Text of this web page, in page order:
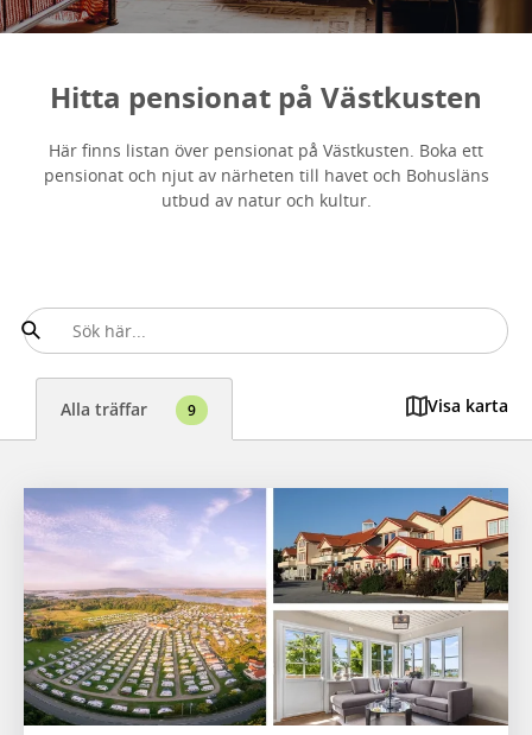
Hitta pensionat på Västkusten
Här finns listan över pensionat på Västkusten. Boka ett
pensionat och njut av närheten till havet och Bohusläns
utbud av natur och kultur.
Alla träffar 9 Visa karta